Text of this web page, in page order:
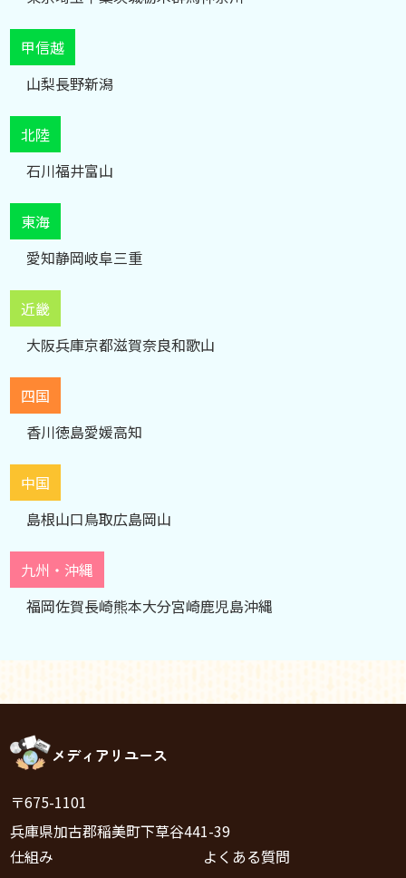
甲信越
山梨長野新潟
北陸
石川福井富山
東海
愛知静岡岐阜三重
近畿
大阪兵庫京都滋賀奈良和歌山
四国
香川徳島愛媛高知
中国
島根山口鳥取広島岡山
九州・沖縄
福岡佐賀長崎熊本大分宮崎鹿児島沖縄
メディアリユース
〒675-1101
兵庫県加古郡稲美町下草谷441-39
仕組み
よくある質問